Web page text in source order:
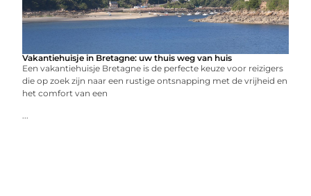
Vakantiehuisje in Bretagne: uw thuis weg van huis
Een vakantiehuisje Bretagne is de perfecte keuze voor reizigers
die op zoek zijn naar een rustige ontsnapping met de vrijheid en
het comfort van een
...